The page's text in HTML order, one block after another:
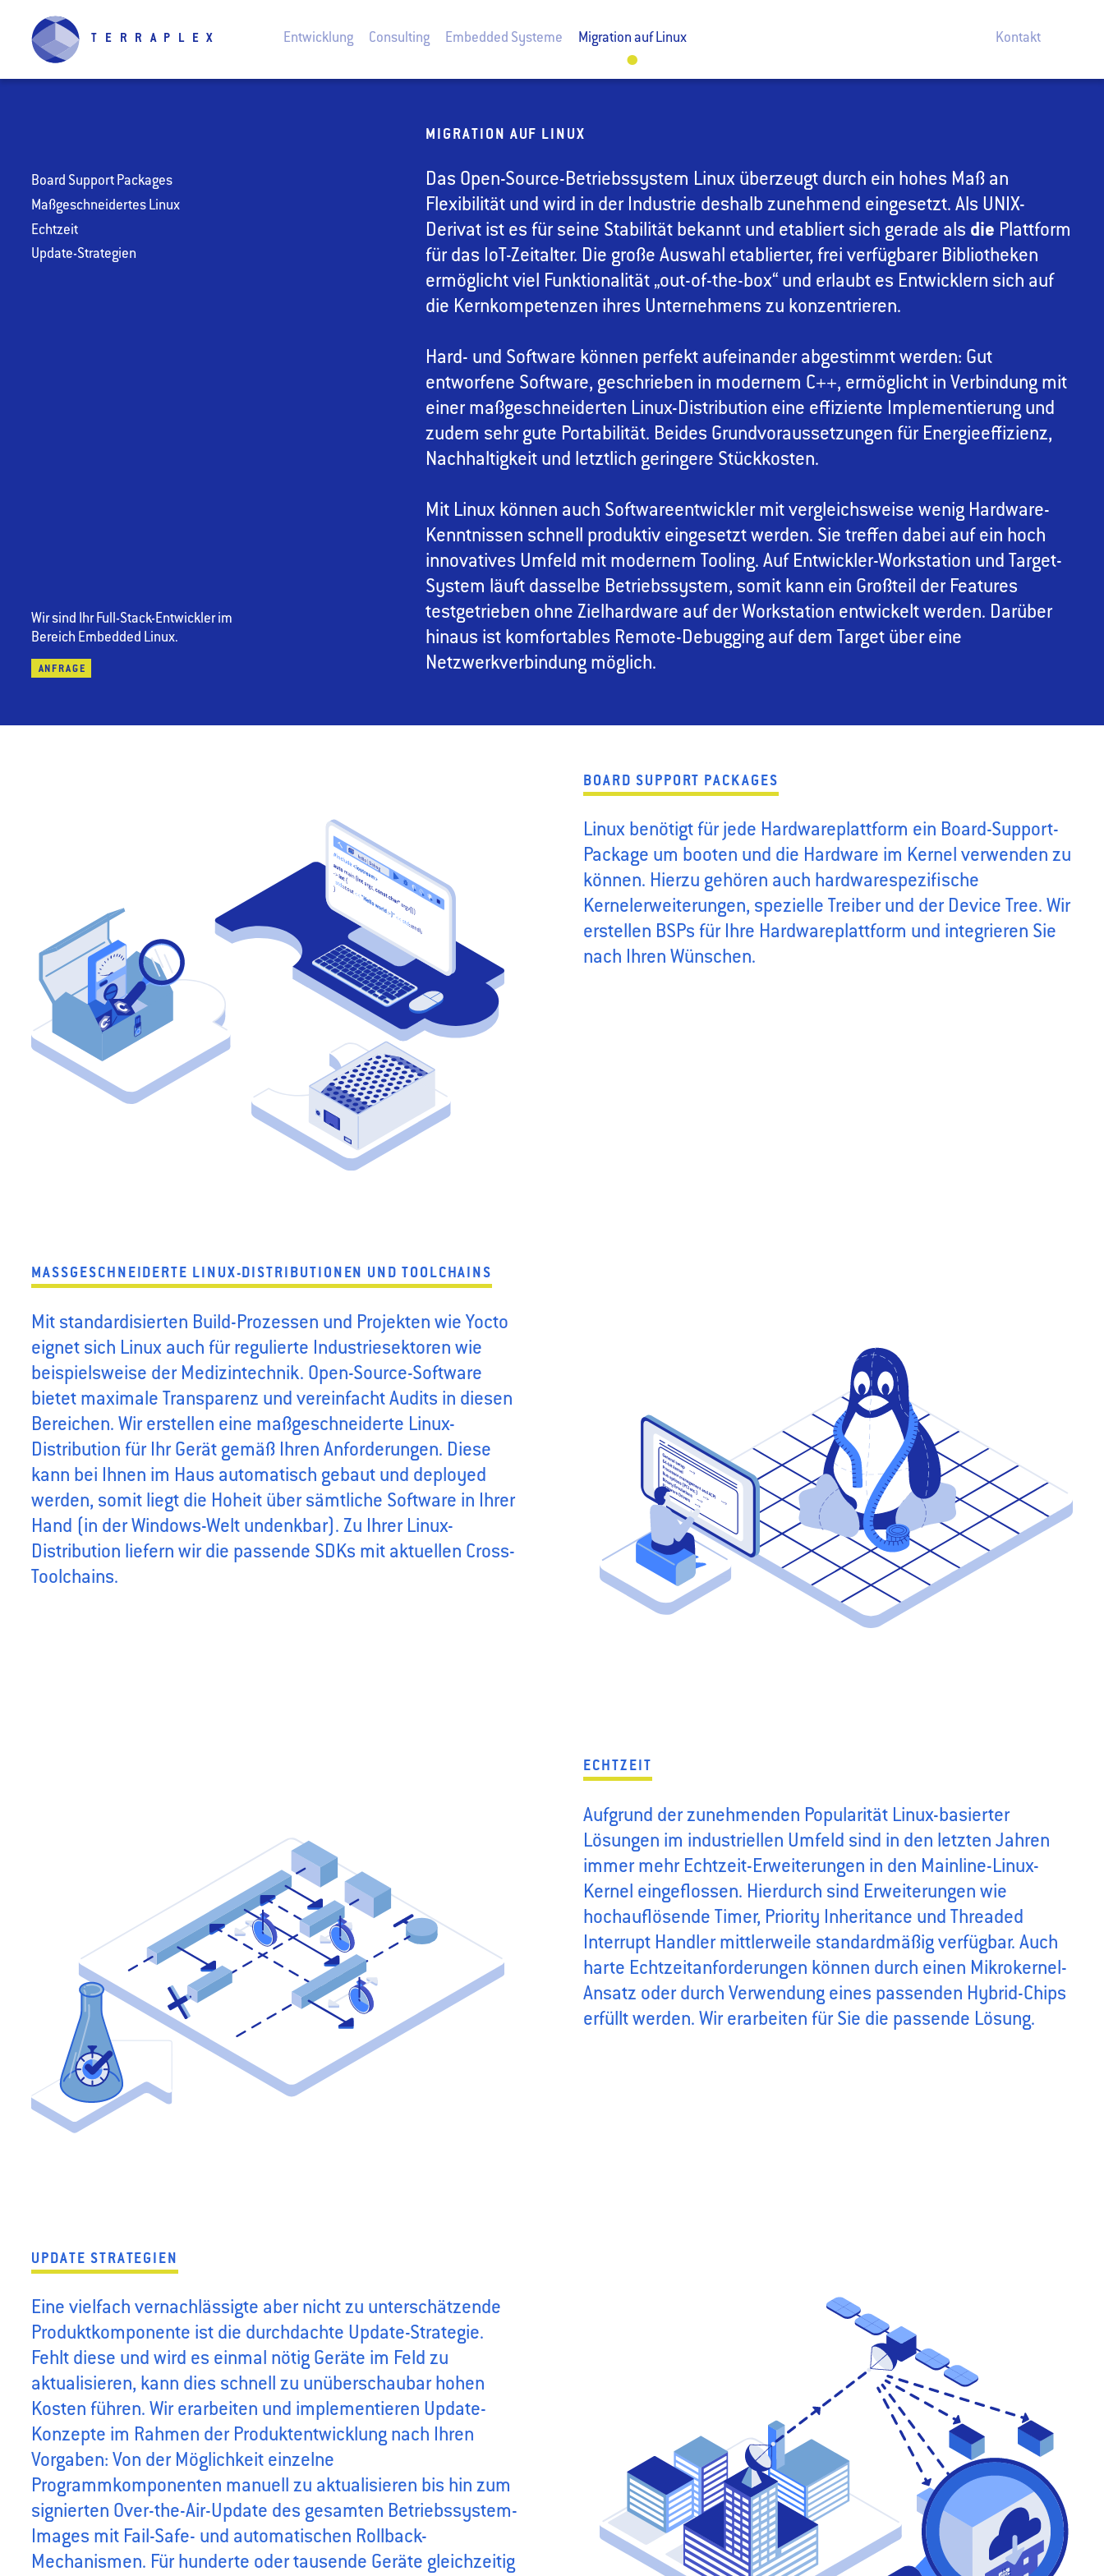
TERRAPLEX Entwicklung Consulting Embedded Systeme Migration auf Linux Kontakt
MIGRATION AUF LINUX
Das Open-Source-Betriebssystem Linux überzeugt durch ein hohes Maß an
Flexibilität und wird in der Industrie deshalb zunehmend eingesetzt. Als UNIX-
Derivat ist es für seine Stabilität bekannt und etabliert sich gerade als die Plattform
für das IoT-Zeitalter. Die große Auswahl etablierter, frei verfügbarer Bibliotheken
ermöglicht viel Funktionalität „out-of-the-box“ und erlaubt es Entwicklern sich auf
die Kernkompetenzen ihres Unternehmens zu konzentrieren.
Hard- und Software können perfekt aufeinander abgestimmt werden: Gut
entworfene Software, geschrieben in modernem C++, ermöglicht in Verbindung mit
einer maßgeschneiderten Linux-Distribution eine effiziente Implementierung und
zudem sehr gute Portabilität. Beides Grundvoraussetzungen für Energieeffizienz,
Nachhaltigkeit und letztlich geringere Stückkosten.
Mit Linux können auch Softwareentwickler mit vergleichsweise wenig Hardware-
Kenntnissen schnell produktiv eingesetzt werden. Sie treffen dabei auf ein hoch
innovatives Umfeld mit modernem Tooling. Auf Entwickler-Workstation und Target-
System läuft dasselbe Betriebssystem, somit kann ein Großteil der Features
testgetrieben ohne Zielhardware auf der Workstation entwickelt werden. Darüber
hinaus ist komfortables Remote-Debugging auf dem Target über eine
Netzwerkverbindung möglich.
Board Support Packages
Maßgeschneidertes Linux
Echtzeit
Update-Strategien
Wir sind Ihr Full-Stack-Entwickler im
Bereich Embedded Linux.
ANFRAGE
BOARD SUPPORT PACKAGES
Linux benötigt für jede Hardwareplattform ein Board-Support-
Package um booten und die Hardware im Kernel verwenden zu
können. Hierzu gehören auch hardwarespezifische
Kernelerweiterungen, spezielle Treiber und der Device Tree. Wir
erstellen BSPs für Ihre Hardwareplattform und integrieren Sie
nach Ihren Wünschen.
MASSGESCHNEIDERTE LINUX-DISTRIBUTIONEN UND TOOLCHAINS
Mit standardisierten Build-Prozessen und Projekten wie Yocto
eignet sich Linux auch für regulierte Industriesektoren wie
beispielsweise der Medizintechnik. Open-Source-Software
bietet maximale Transparenz und vereinfacht Audits in diesen
Bereichen. Wir erstellen eine maßgeschneiderte Linux-
Distribution für Ihr Gerät gemäß Ihren Anforderungen. Diese
kann bei Ihnen im Haus automatisch gebaut und deployed
werden, somit liegt die Hoheit über sämtliche Software in Ihrer
Hand (in der Windows-Welt undenkbar). Zu Ihrer Linux-
Distribution liefern wir die passende SDKs mit aktuellen Cross-
Toolchains.
ECHTZEIT
Aufgrund der zunehmenden Popularität Linux-basierter
Lösungen im industriellen Umfeld sind in den letzten Jahren
immer mehr Echtzeit-Erweiterungen in den Mainline-Linux-
Kernel eingeflossen. Hierdurch sind Erweiterungen wie
hochauflösende Timer, Priority Inheritance und Threaded
Interrupt Handler mittlerweile standardmäßig verfügbar. Auch
harte Echtzeitanforderungen können durch einen Mikrokernel-
Ansatz oder durch Verwendung eines passenden Hybrid-Chips
erfüllt werden. Wir erarbeiten für Sie die passende Lösung.
UPDATE STRATEGIEN
Eine vielfach vernachlässigte aber nicht zu unterschätzende
Produktkomponente ist die durchdachte Update-Strategie.
Fehlt diese und wird es einmal nötig Geräte im Feld zu
aktualisieren, kann dies schnell zu unüberschaubar hohen
Kosten führen. Wir erarbeiten und implementieren Update-
Konzepte im Rahmen der Produktentwicklung nach Ihren
Vorgaben: Von der Möglichkeit einzelne
Programmkomponenten manuell zu aktualisieren bis hin zum
signierten Over-the-Air-Update des gesamten Betriebssystem-
Images mit Fail-Safe- und automatischen Rollback-
Mechanismen. Für hunderte oder tausende Geräte gleichzeitig